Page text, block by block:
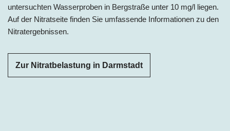
untersuchten Wasserproben in Bergstraße unter 10 mg/l liegen.
Auf der Nitratseite finden Sie umfassende Informationen zu den
Nitratergebnissen.
Zur Nitratbelastung in Darmstadt